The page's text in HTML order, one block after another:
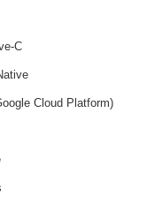
C
Cloud Platform)